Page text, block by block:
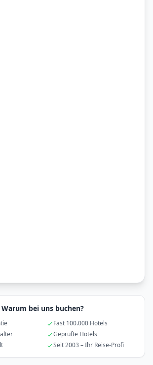
Warum bei uns buchen?
Fast 100.000 Hotels
Geprüfte Hotels
Seit 2003 – Ihr Reise-Profi